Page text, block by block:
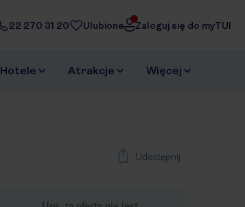
22 270 31 20 Ulubione Zaloguj się do myTUI
Hotele Atrakcje Więcej
Udostępnij